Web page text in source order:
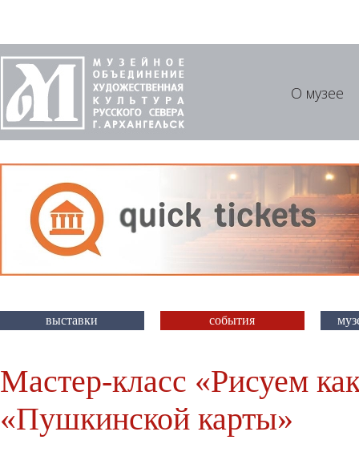
О музее
выставки события
Мастер-класс «Рисуем
«Пушкинской карты»